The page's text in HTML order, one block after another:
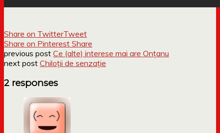
Share on TwitterTweet
Share on Pinterest Share
previous post Ce (alte) interese mai are Onțanu
next post Chiloţii de senzaţie
2 responses